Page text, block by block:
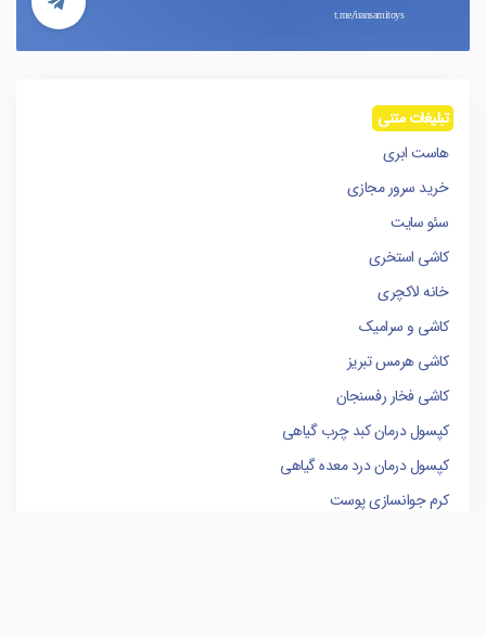
t.me/iransamitoys
تبلیغات متنی
هاست ابری
خرید سرور مجازی
سئو سایت
کاشی استخری
خانه لاکچری
کاشی و سرامیک
کاشی هرمس تبریز
کاشی فخار رفسنجان
کپسول درمان کبد چرب گیاهی
کپسول درمان درد معده گیاهی
کرم جوانسازی پوست